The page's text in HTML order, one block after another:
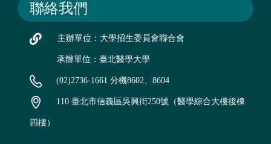
聯絡我們
主辦單位：大學招生委員會聯合會
承辦單位：臺北醫學大學
(02)2736-1661 分機8602、8604
110 臺北市信義區吳興街250號（醫學綜合大樓後棟
四樓）